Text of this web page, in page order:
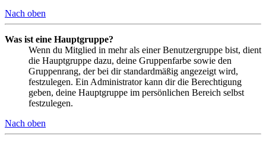
Nach oben
Was ist eine Hauptgruppe?
Wenn du Mitglied in mehr als einer Benutzergruppe bist, dient
die Hauptgruppe dazu, deine Gruppenfarbe sowie den
Gruppenrang, der bei dir standardmäßig angezeigt wird,
festzulegen. Ein Administrator kann dir die Berechtigung
geben, deine Hauptgruppe im persönlichen Bereich selbst
festzulegen.
Nach oben